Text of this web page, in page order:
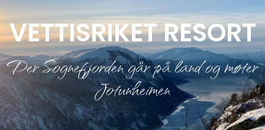
VETTISRIKET RESORT
Der Sognefjorden går på land og møter
Jotunheimen